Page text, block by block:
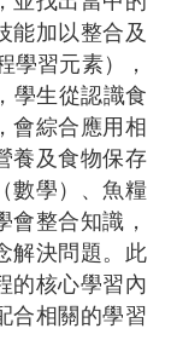
能加以整合及
學習元素），
學生從認識食
會綜合應用相
養及食物保存
數學）、魚糧
整合知識，
解決問題。此
的核心學習內
合相關的學習